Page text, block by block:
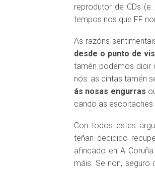
reprodutor de CDs
tempos nos que FF
As razóns
desde o punto de
tamén podemos dicir
nós: as cintas tamén
ás nosas engurras
cando as escoitaches
Con todos estes
teñan decidido
afincado en A Coruña
máis. Se non, seguro